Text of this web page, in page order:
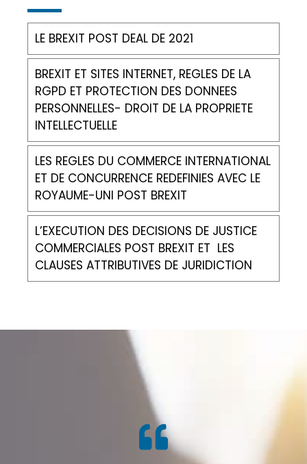
LE BREXIT POST DEAL DE 2021
BREXIT ET SITES INTERNET, REGLES DE LA
RGPD ET PROTECTION DES DONNEES
PERSONNELLES- DROIT DE LA PROPRIETE
INTELLECTUELLE
LES REGLES DU COMMERCE INTERNATIONAL
ET DE CONCURRENCE REDEFINIES AVEC LE
ROYAUME-UNI POST BREXIT
L’EXECUTION DES DECISIONS DE JUSTICE
COMMERCIALES POST BREXIT ET LES
CLAUSES ATTRIBUTIVES DE JURIDICTION